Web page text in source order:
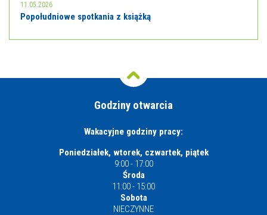
11.05.2026
Popołudniowe spotkania z książką
Godziny otwarcia
Wakacyjne godziny pracy:
Poniedziałek, wtorek, czwartek, piątek
9:00 - 17:00
Środa
11:00 - 15:00
Sobota
NIECZYNNE